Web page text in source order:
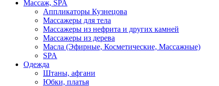
Массаж, SPA
Аппликаторы Кузнецова
Массажеры для тела
Массажеры из нефрита и других камней
Массажеры из дерева
Масла (Эфирные, Косметические, Массажные)
SPA
Одежда
Штаны, афгани
Юбки, платья